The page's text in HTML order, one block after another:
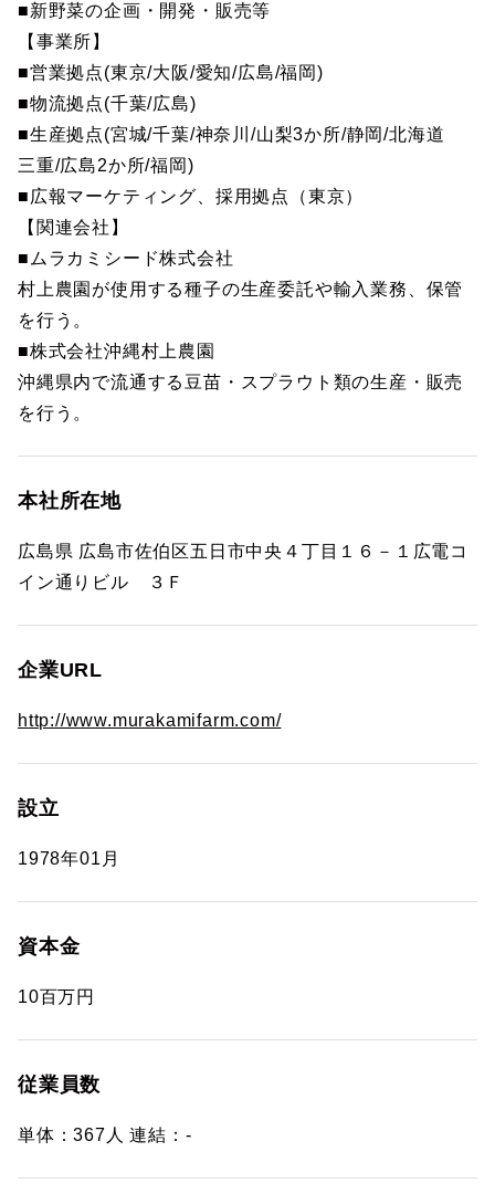
■新野菜の企画・開発・販売等
【事業所】
■営業拠点(東京/大阪/愛知/広島/福岡)
■物流拠点(千葉/広島)
■生産拠点(宮城/千葉/神奈川/山梨3か所/静岡/北海道
三重/広島2か所/福岡)
■広報マーケティング、採用拠点（東京）
【関連会社】
■ムラカミシード株式会社
村上農園が使用する種子の生産委託や輸入業務、保管
を行う。
■株式会社沖縄村上農園
沖縄県内で流通する豆苗・スプラウト類の生産・販売
を行う。
本社所在地
広島県 広島市佐伯区五日市中央４丁目１６－１広電コ
イン通りビル ３Ｆ
企業URL
http://www.murakamifarm.com/
設立
1978年01月
資本金
10百万円
従業員数
単体：367人 連結：-